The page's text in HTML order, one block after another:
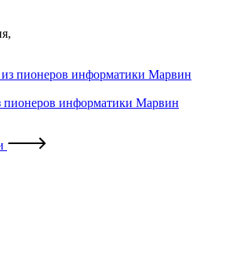
пионеров информатики Марвин